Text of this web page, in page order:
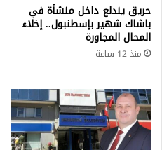
حريق يندلع داخل منشأة في
باشاك شهير بإسطنبول.. إخلاء
المحال المجاورة
منذ 12 ساعة